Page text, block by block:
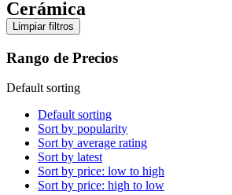
Cerámica
Limpiar filtros
Rango de Precios
Default sorting
Default sorting
Sort by popularity
Sort by average rating
Sort by latest
Sort by price: low to high
Sort by price: high to low